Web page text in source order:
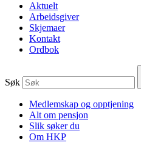
Aktuelt
Arbeidsgiver
Skjemaer
Kontakt
Ordbok
Søk
Medlemskap og opptjening
Alt om pensjon
Slik søker du
Om HKP